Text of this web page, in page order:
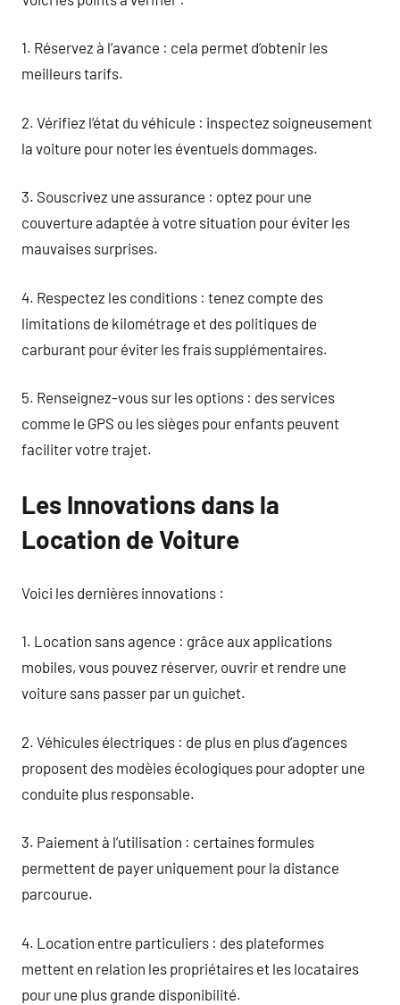
1. Réservez à l’avance : cela permet d’obtenir les
meilleurs tarifs.
2. Vérifiez l’état du véhicule : inspectez soigneusement
la voiture pour noter les éventuels dommages.
3. Souscrivez une assurance : optez pour une
couverture adaptée à votre situation pour éviter les
mauvaises surprises.
4. Respectez les conditions : tenez compte des
limitations de kilométrage et des politiques de
carburant pour éviter les frais supplémentaires.
5. Renseignez-vous sur les options : des services
comme le GPS ou les sièges pour enfants peuvent
faciliter votre trajet.
Les Innovations dans la
Location de Voiture
Voici les dernières innovations :
1. Location sans agence : grâce aux applications
mobiles, vous pouvez réserver, ouvrir et rendre une
voiture sans passer par un guichet.
2. Véhicules électriques : de plus en plus d’agences
proposent des modèles écologiques pour adopter une
conduite plus responsable.
3. Paiement à l’utilisation : certaines formules
permettent de payer uniquement pour la distance
parcourue.
4. Location entre particuliers : des plateformes
mettent en relation les propriétaires et les locataires
pour une plus grande disponibilité.